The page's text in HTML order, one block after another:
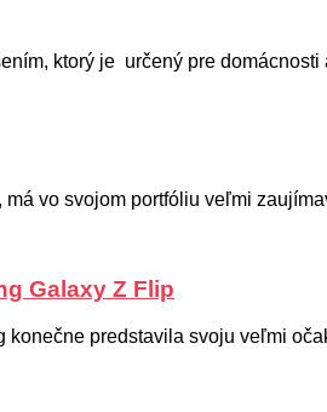
ktorý je určený pre
vo svojom portfóliu veľmi
Galaxy Z Flip
predstavila svoju veľmi